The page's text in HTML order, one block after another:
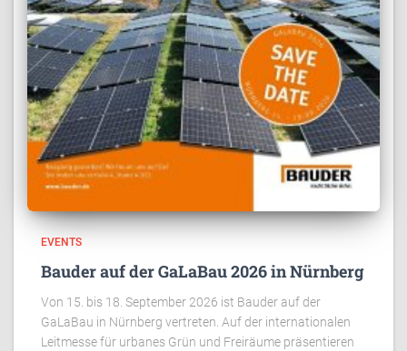
EVENTS
Bauder auf der GaLaBau 2026 in Nürnberg
Von 15. bis 18. September 2026 ist Bauder auf der
GaLaBau in Nürnberg vertreten. Auf der internationalen
Leitmesse für urbanes Grün und Freiräume präsentieren